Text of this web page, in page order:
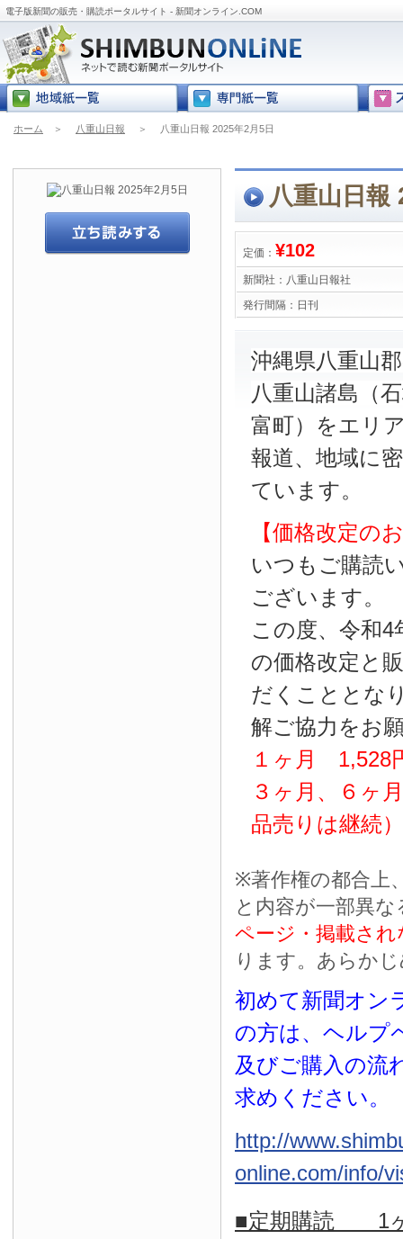
電子版新聞の販売・購読ポータルサイト - 新聞オンライン.COM
ホーム ＞ 八重山日報 ＞ 八重山日報 2025年2月5日
八重山日報
定価： ¥102
新聞社： 八重山日報社
発行間隔： 日刊
沖縄県八重山
八重山諸島（
富町）をエリ
報道、地域に
ています。
【価格改定の
いつもご購読
ございます。
この度、令和4
の価格改定と
だくこととな
解ご協力をお
１ヶ月 1,528
３ヶ月、６ヶ
品売りは継続）
※著作権の都合上
と内容が一部異な
ページ・掲載され
ります。あらか
初めて新聞オン
の方は、ヘルプ
及びご購入の流
求めください。
http://
online.com/info/
■定期購読 1ヶ